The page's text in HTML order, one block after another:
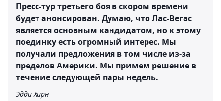
Пресс-тур третьего боя в скором времени
будет анонсирован. Думаю, что Лас-Вегас
является основным кандидатом, но к этому
поединку есть огромный интерес. Мы
получали предложения в том числе из-за
пределов Америки. Мы примем решение в
течение следующей пары недель.
Эдди Хирн